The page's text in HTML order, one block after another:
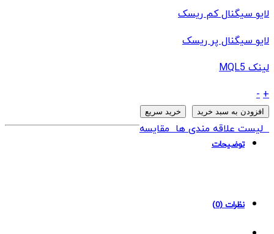
لایو سیگنال کم ریسک
لایو سیگنال پر ریسک
لینک MQL5
ربات
Stability
Pro
+
-
افزودن به سبد خرید خرید سریع
لیست علاقه مندی هامقایسه
توضیحات
نظرات (0)